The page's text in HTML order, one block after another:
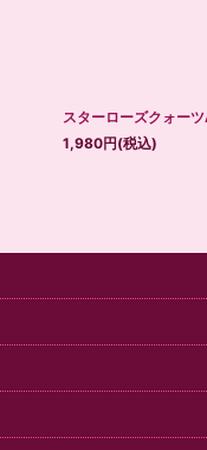
スターローズクォー
1,980円(税込)